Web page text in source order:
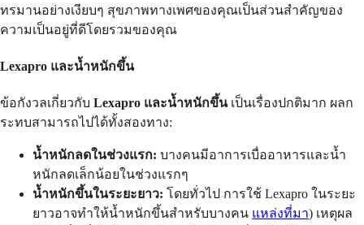
ทรมานอย่างเงียบๆ สุขภาพทางเพศของคุณเป็นส่วนสำคัญของ
ความเป็นอยู่ที่ดีโดยรวมของคุณ
Lexapro และน้ำหนักขึ้น
ข้อกังวลเกี่ยวกับ Lexapro และน้ำหนักขึ้นเป็นเรื่องปกติมาก ผลก
ระทบสามารถไปได้ทั้งสองทาง:
น้ำหนักลดในช่วงแรก: บางคนมีอาการเบื่ออาหารและน้ำ
หนักลดเล็กน้อยในช่วงแรกๆ
น้ำหนักขึ้นในระยะยาว: โดยทั่วไป การใช้ Lexapro ในระยะ
ยาวอาจทำให้น้ำหนักขึ้นสำหรับบางคน แหล่งที่มา) เหตุผล